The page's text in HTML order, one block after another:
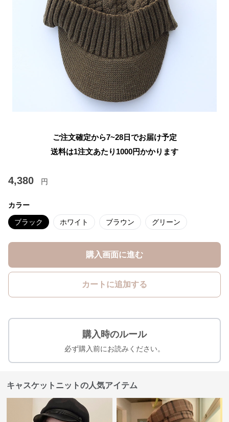
ご注文確定から7~28日でお届け予定
送料は1注文あたり 1000円かかります
4,380 円
カラー
ブラック ホワイト ブラウン グリーン
購入画面に進む
カートに追加する
購入時のルール
必ず購入前にお読みください。
キャスケットニットの人気アイテム